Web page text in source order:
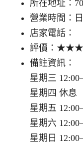
所在地址：
營業時間：
店家電話：
評價：
備註資訊：
星期三
星期四 休息
星期五
星期六
星期日